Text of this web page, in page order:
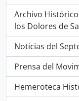
Archivo
los Dolores de
Noticias del
Prensa del
Hemeroteca